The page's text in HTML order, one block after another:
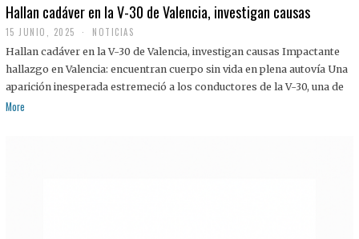
Hallan cadáver en la V-30 de Valencia, investigan causas
15 JUNIO, 2025 NOTICIAS
Hallan cadáver en la V-30 de Valencia, investigan causas Impactante
hallazgo en Valencia: encuentran cuerpo sin vida en plena autovía Una
aparición inesperada estremeció a los conductores de la V-30, una de
More